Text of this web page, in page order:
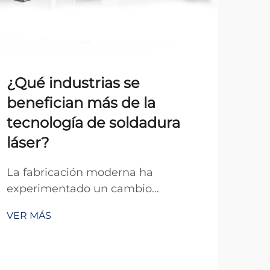
¿Qué industrias se
benefician más de la
tecnología de soldadura
láser?
La fabricación moderna ha
experimentado un cambio
soldadura a medida que las
VER MÁS